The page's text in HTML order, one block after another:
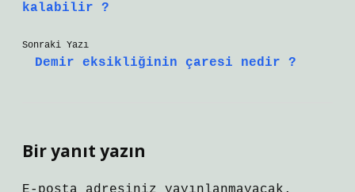
kalabilir ?
Sonraki Yazı
Demir eksikliğinin çaresi nedir ?
Bir yanıt yazın